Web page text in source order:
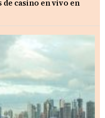
de casino en vivo en